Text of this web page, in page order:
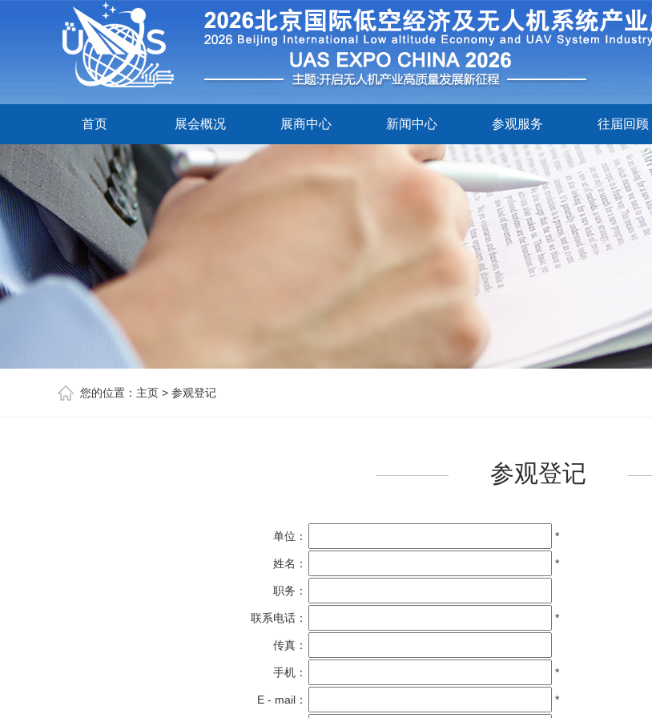
首页 展会概况 展商中心 新闻中心 参观服务 往届回顾
您的位置： 主页 > 参观登记
参观登记
单位： *
姓名： *
职务：
联系电话： *
传真：
手机： *
E - mail： *